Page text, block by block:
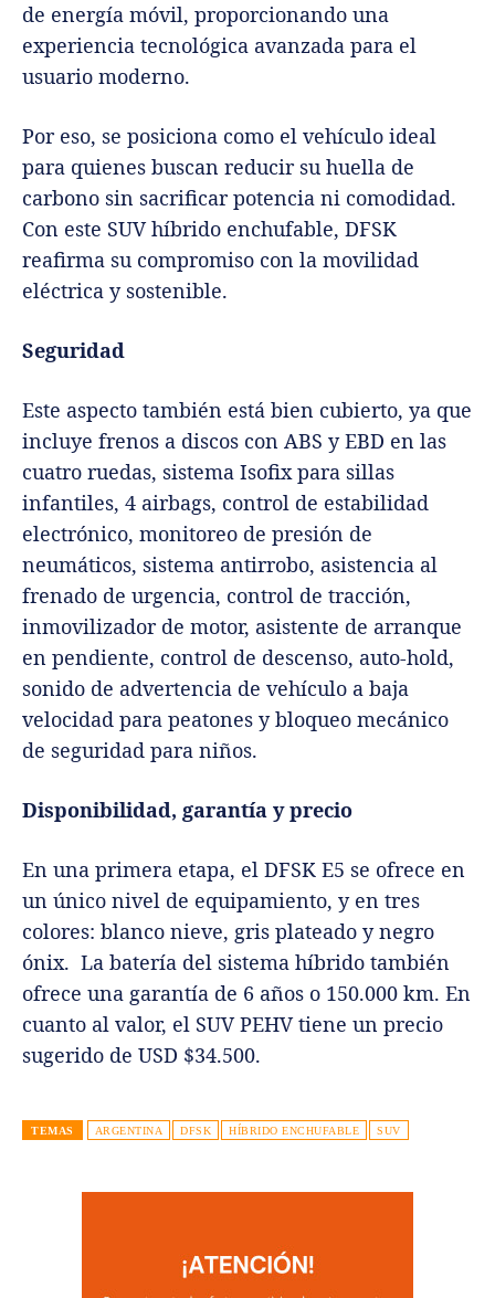
de energía móvil, proporcionando una
experiencia tecnológica avanzada para el
usuario moderno.
Por eso, se posiciona como el vehículo ideal
para quienes buscan reducir su huella de
carbono sin sacrificar potencia ni comodidad.
Con este SUV híbrido enchufable, DFSK
reafirma su compromiso con la movilidad
eléctrica y sostenible.
Seguridad
Este aspecto también está bien cubierto, ya que
incluye frenos a discos con ABS y EBD en las
cuatro ruedas, sistema Isofix para sillas
infantiles, 4 airbags, control de estabilidad
electrónico, monitoreo de presión de
neumáticos, sistema antirrobo, asistencia al
frenado de urgencia, control de tracción,
inmovilizador de motor, asistente de arranque
en pendiente, control de descenso, auto-hold,
sonido de advertencia de vehículo a baja
velocidad para peatones y bloqueo mecánico
de seguridad para niños.
Disponibilidad, garantía y precio
En una primera etapa, el DFSK E5 se ofrece en
un único nivel de equipamiento, y en tres
colores: blanco nieve, gris plateado y negro
ónix. La batería del sistema híbrido también
ofrece una garantía de 6 años o 150.000 km. En
cuanto al valor, el SUV PEHV tiene un precio
sugerido de USD $34.500.
TEMAS ARGENTINA DFSK HÍBRIDO ENCHUFABLE SUV